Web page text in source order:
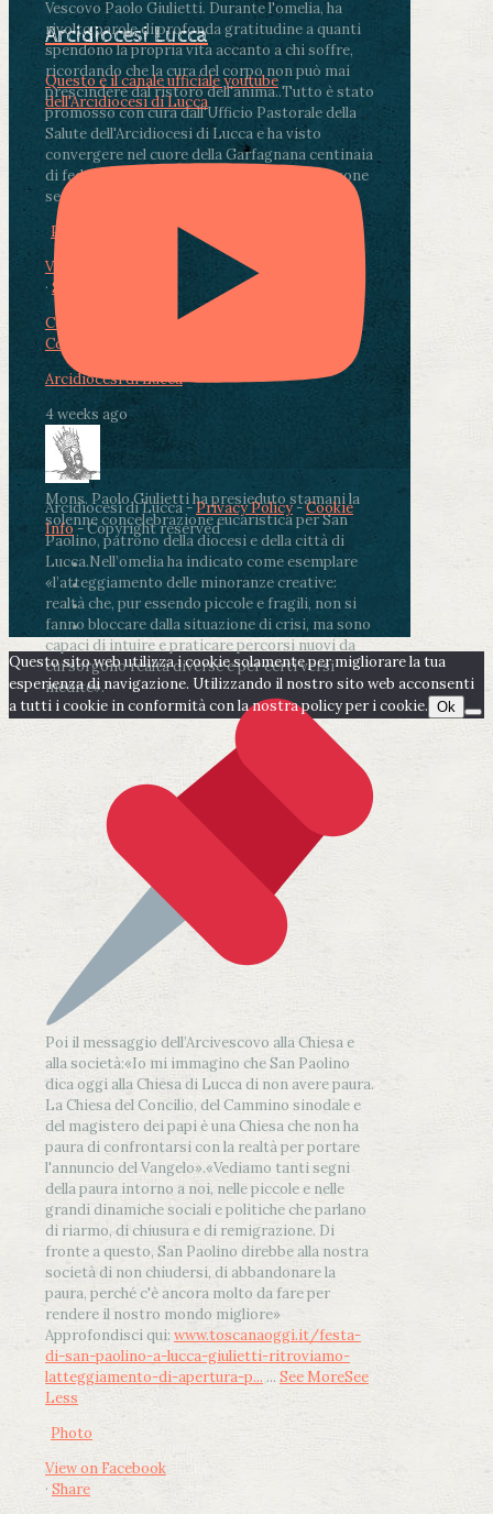
Vescovo Paolo Giulietti. Durante l'omelia, ha
rivolto parole di profonda gratitudine a quanti
spendono la propria vita accanto a chi soffre,
ricordando che la cura del corpo non può mai
prescindere dal ristoro dell'anima..Tutto è stato
promosso con cura dall'Ufficio Pastorale della
Salute dell'Arcidiocesi di Lucca e ha visto
convergere nel cuore della Garfagnana centinaia
di fedeli, operatori sanitari, volontari e persone
segnate dalla malattia.
Photo
View on Facebook
· Share
Condividi su Facebook
Condividi su LinkedIn
Arcidiocesi di Lucca
4 weeks ago
Mons. Paolo Giulietti ha presieduto stamani la
solenne concelebrazione eucaristica per San
Paolino, patrono della diocesi e della città di
Lucca.Nell’omelia ha indicato come esemplare
«l’atteggiamento delle minoranze creative:
realtà che, pur essendo piccole e fragili, non si
fanno bloccare dalla situazione di crisi, ma sono
capaci di intuire e praticare percorsi nuovi da
cui sorgono realtà diverse e per certi versi
inedite».
Poi il messaggio dell’Arcivescovo alla Chiesa e
alla società:«Io mi immagino che San Paolino
dica oggi alla Chiesa di Lucca di non avere paura.
La Chiesa del Concilio, del Cammino sinodale e
del magistero dei papi è una Chiesa che non ha
paura di confrontarsi con la realtà per portare
l'annuncio del Vangelo».«Vediamo tanti segni
della paura intorno a noi, nelle piccole e nelle
grandi dinamiche sociali e politiche che parlano
di riarmo, di chiusura e di remigrazione. Di
fronte a questo, San Paolino direbbe alla nostra
società di non chiudersi, di abbandonare la
paura, perché c'è ancora molto da fare per
rendere il nostro mondo migliore»
Approfondisci qui: www.toscanaoggi.it/festa-
di-san-paolino-a-lucca-giulietti-ritroviamo-
latteggiamento-di-apertura-p... ... See MoreSee
Less
Photo
View on Facebook
· Share
Arcidiocesi Lucca
Questo è il canale ufficiale youtube
dell'Arcidiocesi di Lucca
Arcidiocesi di Lucca -Privacy Policy-Cookie
Info- Copyright reserved
Questo sito web utilizza i cookie solamente per migliorare la tua
esperienza di navigazione. Utilizzando il nostro sito web acconsenti
a tutti i cookie in conformità con la nostra policy per i cookie. Ok